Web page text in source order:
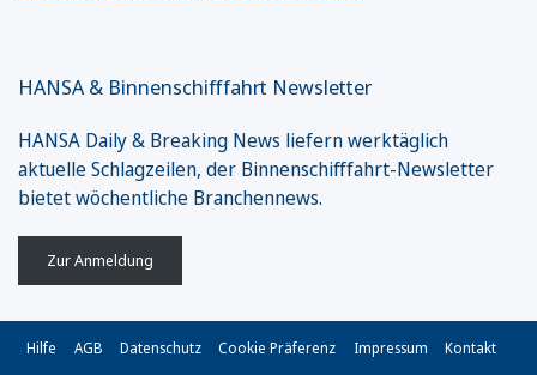
HANSA & Binnenschifffahrt Newsletter
HANSA Daily & Breaking News liefern werktäglich
aktuelle Schlagzeilen, der Binnenschifffahrt-Newsletter
bietet wöchentliche Branchennews.
Zur Anmeldung
Hilfe AGB Datenschutz Cookie Präferenz Impressum Kontakt